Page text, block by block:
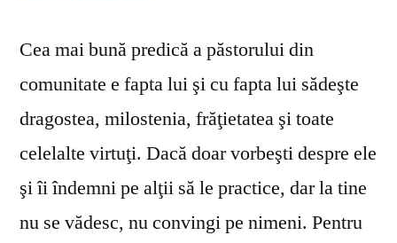
Cea mai bună predică a păstorului din
comunitate e fapta lui şi cu fapta lui sădeşte
dragostea, milostenia, frăţietatea şi toate
celelalte virtuţi. Dacă doar vorbeşti despre ele
şi îi îndemni pe alţii să le practice, dar la tine
nu se vă­desc, nu convingi pe nimeni. Pentru